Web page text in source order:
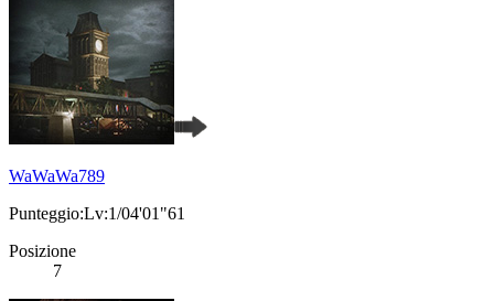
WaWaWa789
Punteggio:Lv:1/04'01"61
Posizione
7